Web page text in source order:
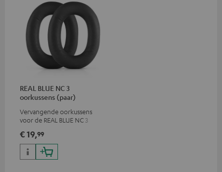
REAL BLUE NC 3
oorkussens (paar)
Vervangende oorkussens
voor de REAL BLUE NC 3
€ 19,99